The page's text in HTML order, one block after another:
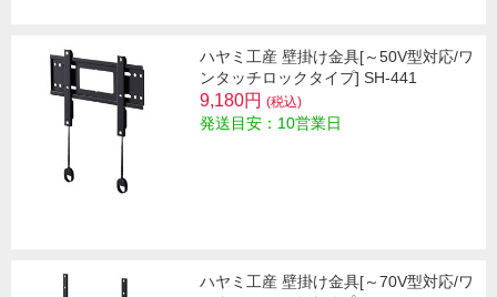
ハヤミ工産 壁掛け金具[～50V型対応/ワ
ンタッチロックタイプ] SH-441
9,180円 (税込)
発送目安：10営業日
ハヤミ工産 壁掛け金具[～70V型対応/ワ